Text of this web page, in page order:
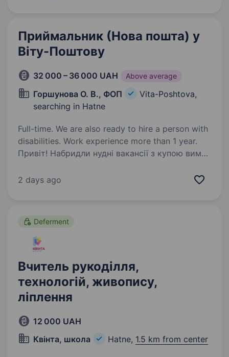
Приймальник (Нова пошта) у
Віту-Поштову
32 000 – 36 000 UAH Above average
Горшунова О. В., ФОП
Vita-Poshtova,
searching in Hatne
Full-time. We are also ready to hire a person with
disabilities. Work experience more than 1 year.
Привіт! Набридли нудні вакансії з купою вимог
Наше партнерське відділення Нової Пошти у
2 days ago
Deferment
Вчитель рукоділля,
технологій, живопису,
ліплення
12 000 UAH
Квінта, школа
Hatne, 1.5 km from center